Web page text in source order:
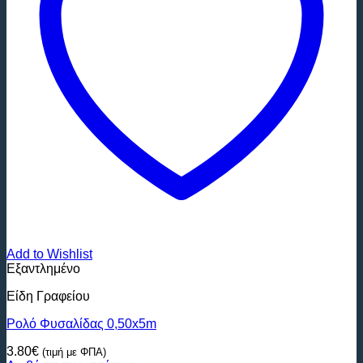
Add to Wishlist
Εξαντλημένο
Είδη Γραφείου
Ρολό Φυσαλίδας 0,50x5m
3.80€ (τιμή με ΦΠΑ)